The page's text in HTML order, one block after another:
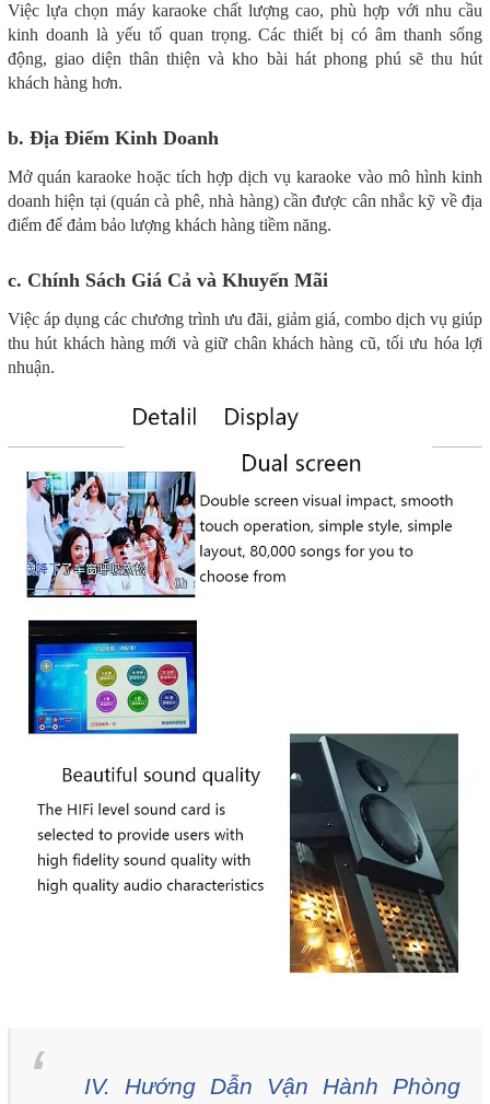
Việc lựa chọn máy karaoke chất lượng cao, phù hợp với nhu cầu
kinh doanh là yếu tố quan trọng. Các thiết bị có âm thanh sống
động, giao diện thân thiện và kho bài hát phong phú sẽ thu hút
khách hàng hơn.
b. Địa Điểm Kinh Doanh
Mở quán karaoke hoặc tích hợp dịch vụ karaoke vào mô hình kinh
doanh hiện tại (quán cà phê, nhà hàng) cần được cân nhắc kỹ về địa
điểm để đảm bảo lượng khách hàng tiềm năng.
c. Chính Sách Giá Cả và Khuyến Mãi
Việc áp dụng các chương trình ưu đãi, giảm giá, combo dịch vụ giúp
thu hút khách hàng mới và giữ chân khách hàng cũ, tối ưu hóa lợi
nhuận.
IV. Hướng Dẫn Vận Hành Phòng